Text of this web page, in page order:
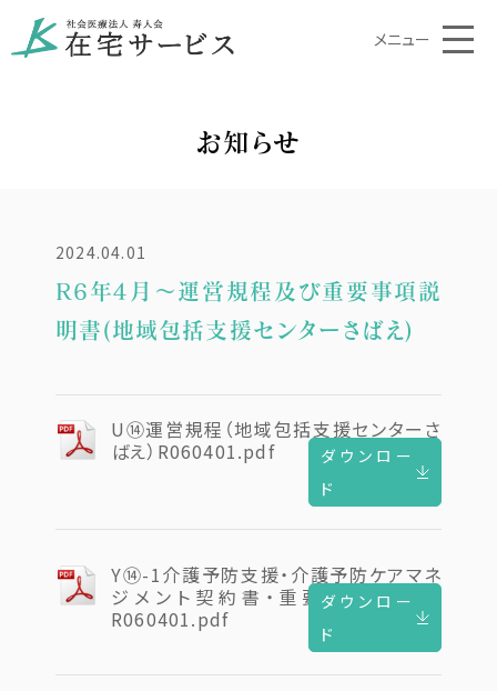
メニュー
お知らせ
2024.04.01
R6年4月〜運営規程及び重要事項説
明書(地域包括支援センターさばえ)
U⑭運営規程（地域包括支援センターさ
ばえ）R060401.pdf
ダウンロー
ド
Y⑭-1介護予防支援・介護予防ケアマネ
ジメント契約書・重要事項説明書
R060401.pdf
ダウンロー
ド